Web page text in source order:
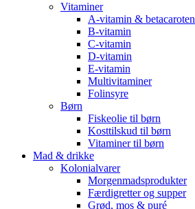
Vitaminer
A-vitamin & betacaroten
B-vitamin
C-vitamin
D-vitamin
E-vitamin
Multivitaminer
Folinsyre
Børn
Fiskeolie til børn
Kosttilskud til børn
Vitaminer til børn
Mad & drikke
Kolonialvarer
Morgenmadsprodukter
Færdigretter og supper
Grød, mos & puré